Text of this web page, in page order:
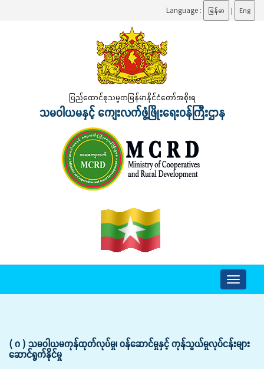
Language : မြန်မာ | Eng
ပြည်ထောင်စုသမ္မတမြန်မာနိုင်ငံတော်အစိုးရ
သမဝါယမနှင့် ကျေးလက်ဖွံ့ဖြိုးရေးဝန်ကြီးဌာန
Toggle
( ဂ ) သမဝါယမကုန်ထုတ်လုပ်မှု၊ ဝန်ဆောင်မှုနှင့် ကုန်သွယ်မှုလုပ်ငန်းများ
ဆောင်ရွက်နိုင်မှု